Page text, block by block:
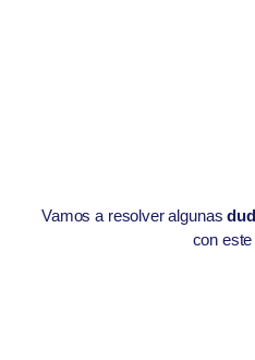
Vamos a resolver algunas
con